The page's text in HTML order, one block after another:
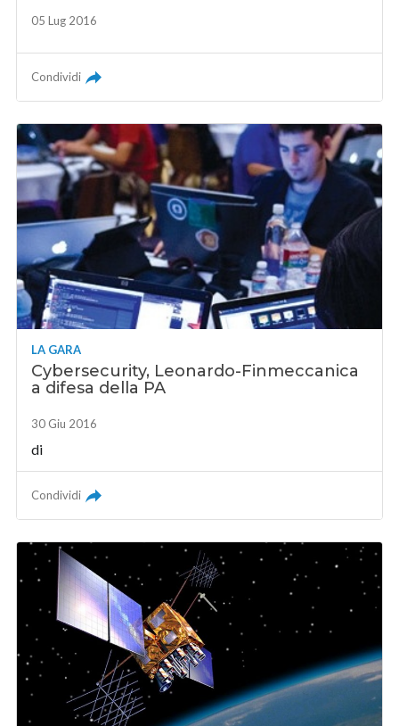
05 Lug 2016
Condividi
LA GARA
Cybersecurity, Leonardo-Finmeccanica
a difesa della PA
30 Giu 2016
di
Condividi